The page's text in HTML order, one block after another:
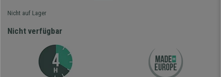
Nicht auf Lager
Nicht verfügbar